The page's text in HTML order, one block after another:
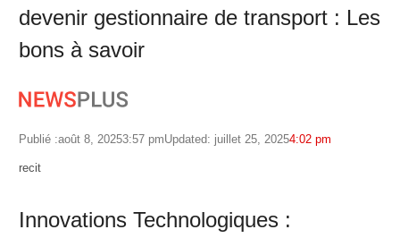
devenir gestionnaire de transport : Les
bons à savoir
Publié :août 8, 20253:57 pmUpdated: juillet 25, 20254:02 pm
Author
recit
Innovations Technologiques :